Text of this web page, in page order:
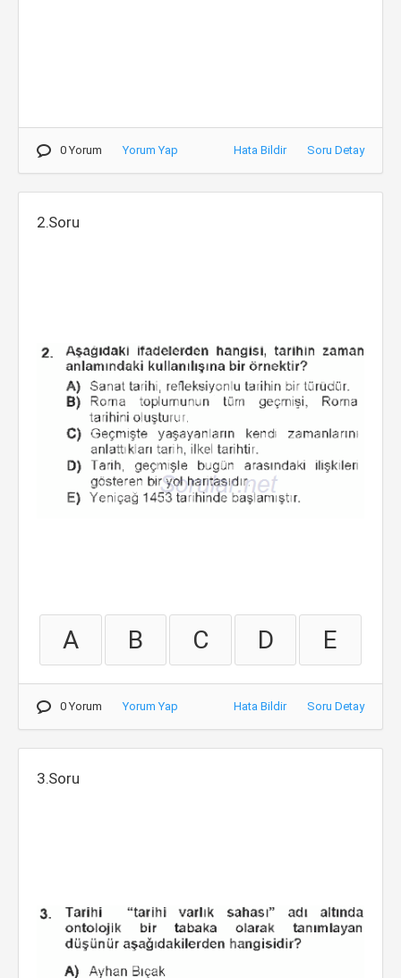
0 Yorum Yorum Yap Hata Bildir Soru Detay
2.Soru
A B C D E
0 Yorum Yorum Yap Hata Bildir Soru Detay
3.Soru